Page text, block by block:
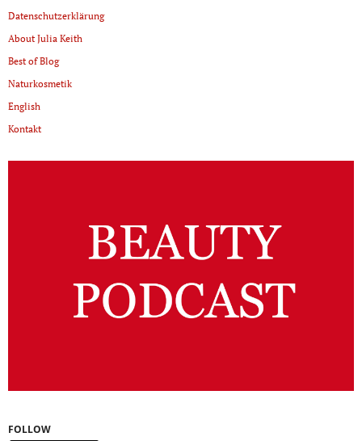
Datenschutzerklärung
About Julia Keith
Best of Blog
Naturkosmetik
English
Kontakt
FOLLOW